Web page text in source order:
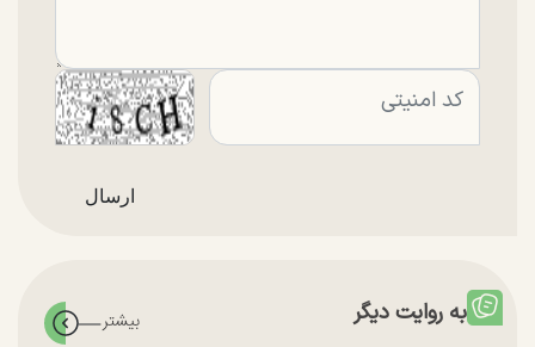
به روایت دیگر